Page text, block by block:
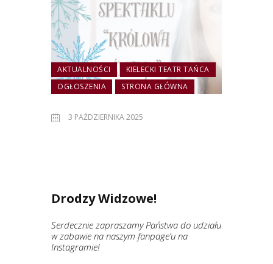
AKTUALNOŚCI
KIELECKI TEATR TAŃCA
OGŁOSZENIA
STRONA GŁÓWNA
3 PAŹDZIERNIKA 2025
Drodzy Widzowe!
Serdecznie zapraszamy Państwa do udziału
w zabawie na naszym fanpage’u na
Instagramie!